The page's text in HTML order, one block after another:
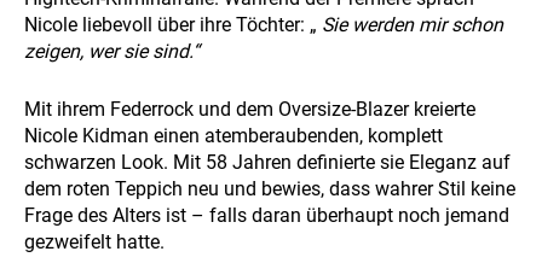
Nicole liebevoll über ihre Töchter: „ Sie werden mir schon
zeigen, wer sie sind.“
Mit ihrem Federrock und dem Oversize-Blazer kreierte
Nicole Kidman einen atemberaubenden, komplett
schwarzen Look. Mit 58 Jahren definierte sie Eleganz auf
dem roten Teppich neu und bewies, dass wahrer Stil keine
Frage des Alters ist – falls daran überhaupt noch jemand
gezweifelt hatte.